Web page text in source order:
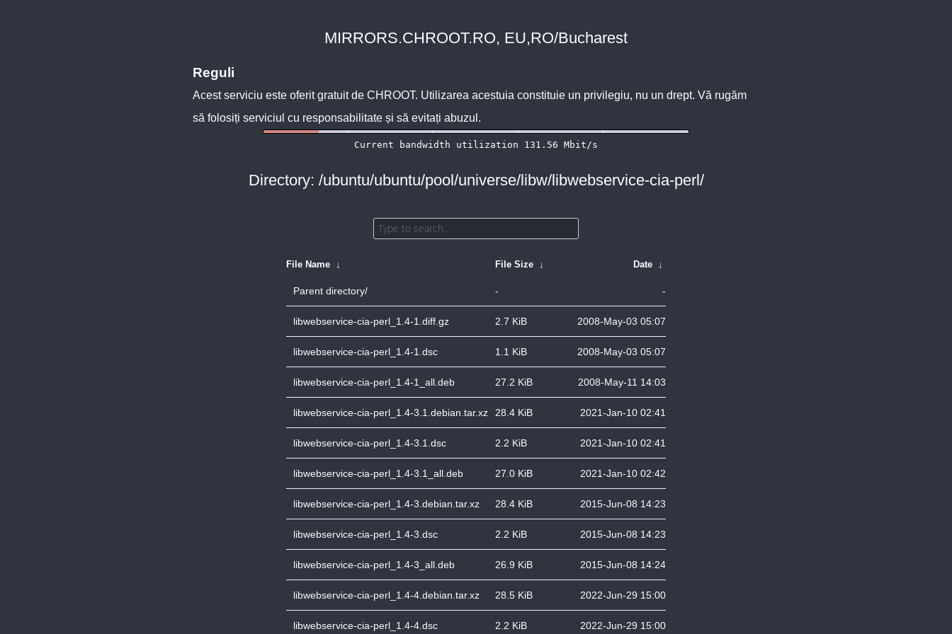
MIRRORS.CHROOT.RO, EU,RO/Bucharest
Reguli
Acest serviciu este oferit gratuit de CHROOT. Utilizarea acestuia constituie un privilegiu, nu un drept. Vă rugăm
să folosiți serviciul cu responsabilitate și să evitați abuzul.
Directory: /ubuntu/ubuntu/pool/universe/libw/libwebservice-cia-perl/
File Name ↓ File Size ↓ Date ↓
Parent directory/ - -
libwebservice-cia-perl_1.4-1.diff.gz 2.7 KiB 2008-May-03 05:07
libwebservice-cia-perl_1.4-1.dsc 1.1 KiB 2008-May-03 05:07
libwebservice-cia-perl_1.4-1_all.deb 27.2 KiB 2008-May-11 14:03
libwebservice-cia-perl_1.4-3.1.debian.tar.xz 28.4 KiB 2021-Jan-10 02:41
libwebservice-cia-perl_1.4-3.1.dsc 2.2 KiB 2021-Jan-10 02:41
libwebservice-cia-perl_1.4-3.1_all.deb 27.0 KiB 2021-Jan-10 02:42
libwebservice-cia-perl_1.4-3.debian.tar.xz 28.4 KiB 2015-Jun-08 14:23
libwebservice-cia-perl_1.4-3.dsc 2.2 KiB 2015-Jun-08 14:23
libwebservice-cia-perl_1.4-3_all.deb 26.9 KiB 2015-Jun-08 14:24
libwebservice-cia-perl_1.4-4.debian.tar.xz 28.5 KiB 2022-Jun-29 15:00
libwebservice-cia-perl_1.4-4.dsc 2.2 KiB 2022-Jun-29 15:00